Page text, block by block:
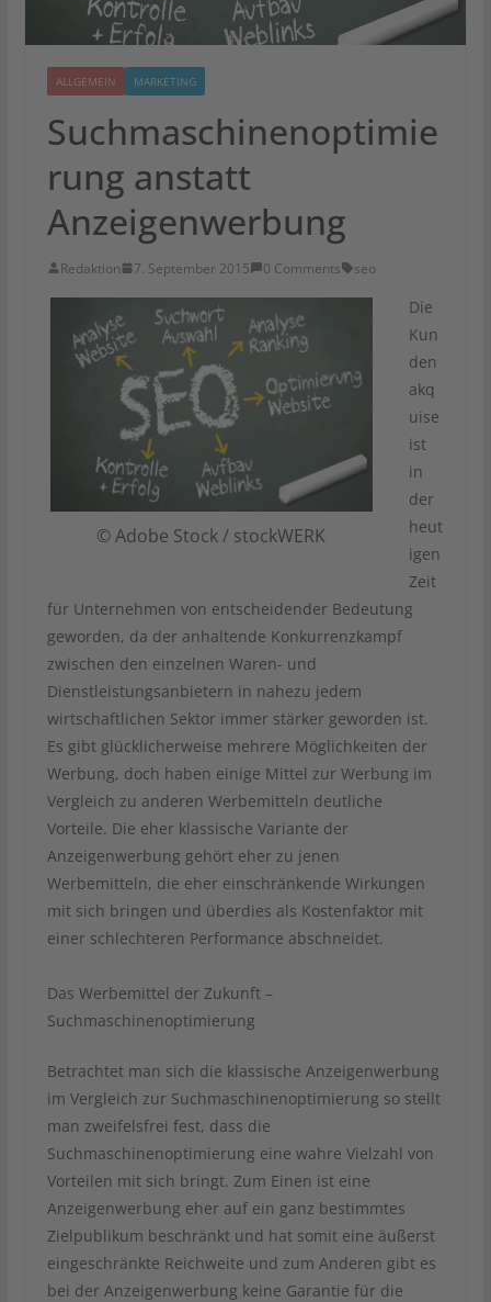
ALLGEMEIN MARKETING
Suchmaschinenoptimie
rung anstatt
Anzeigenwerbung
Redaktion 7. September 2015 0 Comments seo
© Adobe Stock / stockWERK
Die
Kun
den
akq
uise
ist
in
der
heut
igen
Zeit
für Unternehmen von entscheidender Bedeutung
geworden, da der anhaltende Konkurrenzkampf
zwischen den einzelnen Waren- und
Dienstleistungsanbietern in nahezu jedem
wirtschaftlichen Sektor immer stärker geworden ist.
Es gibt glücklicherweise mehrere Möglichkeiten der
Werbung, doch haben einige Mittel zur Werbung im
Vergleich zu anderen Werbemitteln deutliche
Vorteile. Die eher klassische Variante der
Anzeigenwerbung gehört eher zu jenen
Werbemitteln, die eher einschränkende Wirkungen
mit sich bringen und überdies als Kostenfaktor mit
einer schlechteren Performance abschneidet.
Das Werbemittel der Zukunft –
Suchmaschinenoptimierung
Betrachtet man sich die klassische Anzeigenwerbung
im Vergleich zur Suchmaschinenoptimierung so stellt
man zweifelsfrei fest, dass die
Suchmaschinenoptimierung eine wahre Vielzahl von
Vorteilen mit sich bringt. Zum Einen ist eine
Anzeigenwerbung eher auf ein ganz bestimmtes
Zielpublikum beschränkt und hat somit eine äußerst
eingeschränkte Reichweite und zum Anderen gibt es
bei der Anzeigenwerbung keine Garantie für die